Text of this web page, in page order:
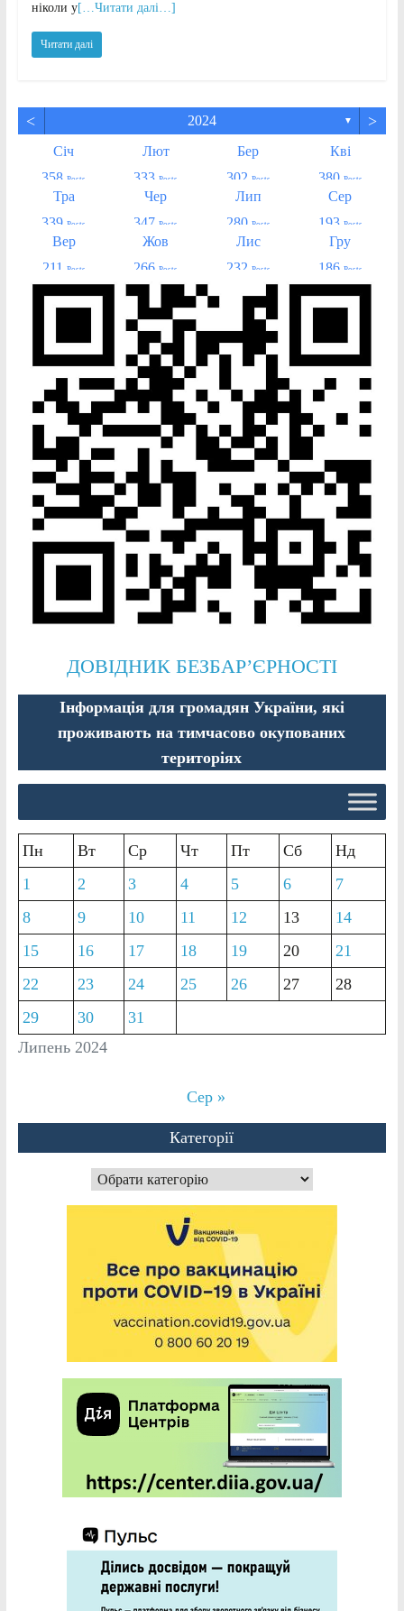
ніколи у[…Читати далі…]
Читати далі
< 2024 ▼ >
Січ
358 Posts
Лют
333 Posts
Бер
302 Posts
Кві
380 Posts
Тра
339 Posts
Чер
347 Posts
Лип
280 Posts
Сер
193 Posts
Вер
211
Posts
Жов
266 Posts
Лис
232 Posts
Гру
186 Posts
ДОВІДНИК БЕЗБАР’ЄРНОСТІ
Інформація для громадян України, які
проживають на тимчасово окупованих
територіях
Липень 2024
Пн Вт Ср Чт Пт Сб
Нд
1
2 3 4 5 6
7
8
9 10 11 12 13
14
15
16 17 18 19 20
21
22
23 24 25 26 27
28
29
30 31
Сер »
Категорії
Категорії